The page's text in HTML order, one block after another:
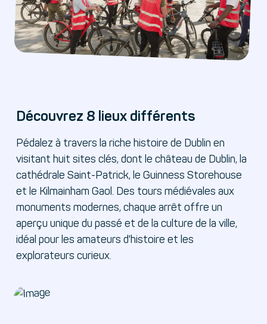
Découvrez 8 lieux différents
Pédalez à travers la riche histoire de Dublin en
visitant huit sites clés, dont le château de Dublin, la
cathédrale Saint-Patrick, le Guinness Storehouse
et le Kilmainham Gaol. Des tours médiévales aux
monuments modernes, chaque arrêt offre un
aperçu unique du passé et de la culture de la ville,
idéal pour les amateurs d'histoire et les
explorateurs curieux.